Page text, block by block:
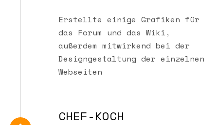
Erstellte einige Grafiken für
das Forum und das Wiki,
außerdem mitwirkend bei der
Designgestaltung der einzelnen
Webseiten
CHEF-KOCH